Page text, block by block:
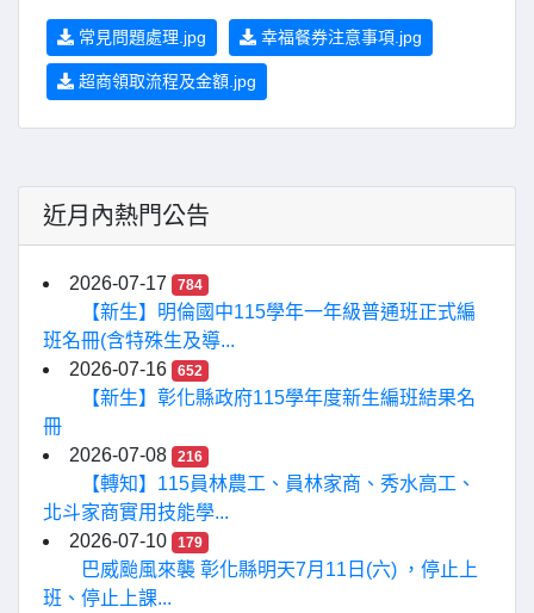
常見問題處理.jpg 幸福餐券注意事項.jpg
超商領取流程及金額.jpg
近月內熱門公告
2026-07-17 784
【新生】明倫國中115學年一年級普通班正式編
班名冊(含特殊生及導...
2026-07-16
652
【新生】彰化縣政府115學年度新生編班結果名
冊
2026-07-08
216
【轉知】115員林農工、員林家商、秀水高工、
北斗家商實用技能學...
2026-07-10
179
巴威颱風來襲 彰化縣明天7月11日(六) ，停止上
班、停止上課...